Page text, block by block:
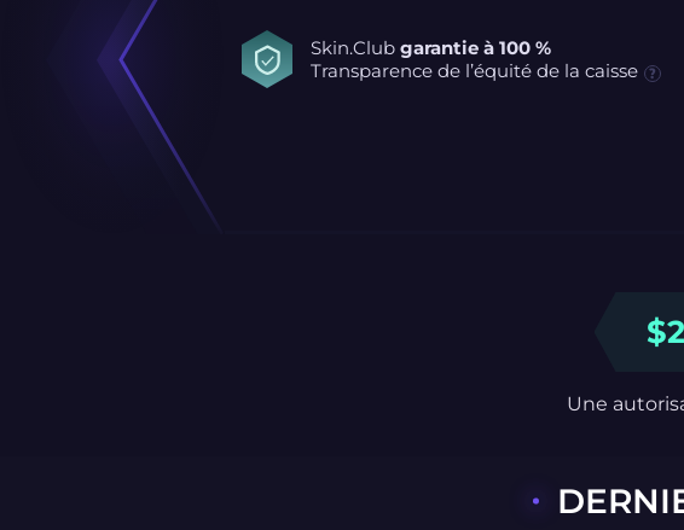
Skin.Club garantie à 100 %
Transparence de l’équité de la caisse
$
Une